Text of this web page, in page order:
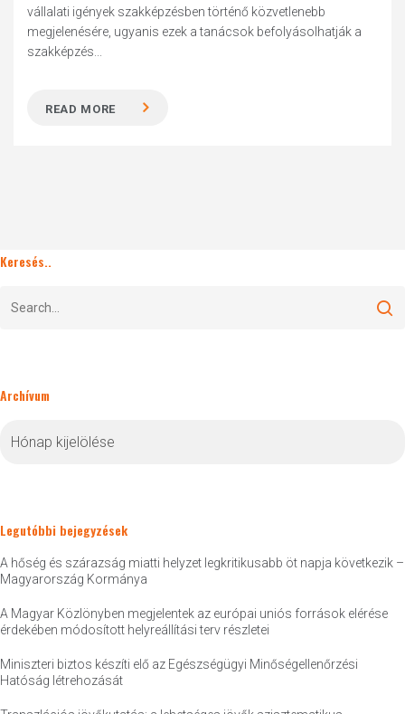
vállalati igények szakképzésben történő közvetlenebb
megjelenésére, ugyanis ezek a tanácsok befolyásolhatják a
szakképzés...
READ MORE
Keresés..
Archívum
Legutóbbi bejegyzések
A hőség és szárazság miatti helyzet legkritikusabb öt napja következik –
Magyarország Kormánya
A Magyar Közlönyben megjelentek az európai uniós források elérése
érdekében módosított helyreállítási terv részletei
Miniszteri biztos készíti elő az Egészségügyi Minőségellenőrzési
Hatóság létrehozását